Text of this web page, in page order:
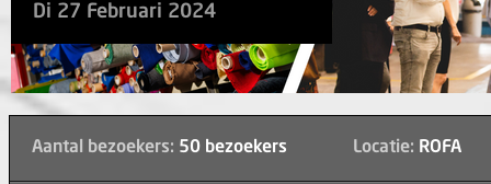
Di 27 Februari 2024
Aantal bezoekers: 50 bezoekers Locatie: ROFA